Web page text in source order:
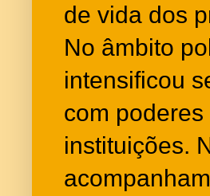
de vida dos
No âmbito
intensificou
com
instituições.